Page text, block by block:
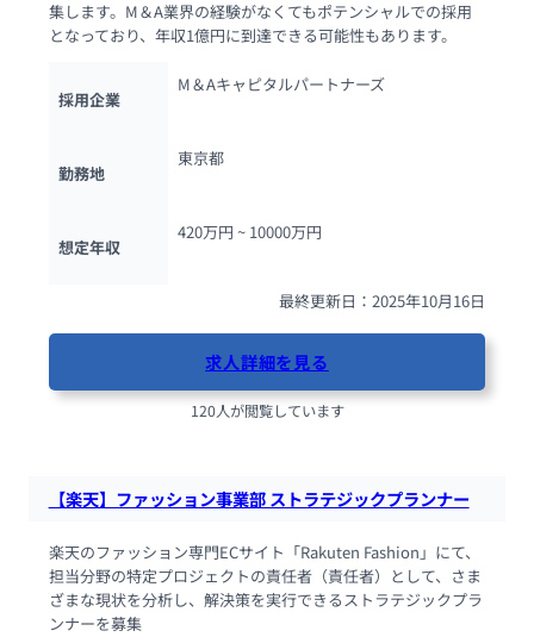
集します。M＆A業界の経験がなくてもポテンシャルでの採用
となっており、年収1億円に到達できる可能性もあります。
採用企業
M＆Aキャピタルパートナーズ
勤務地
東京都
想定年収
420万円 ~ 10000万円
最終更新日：2025年10月16日
求人詳細を見る
120人が閲覧しています
【楽天】ファッション事業部 ストラテジックプランナー
楽天のファッション専門ECサイト「Rakuten Fashion」にて、
担当分野の特定プロジェクトの責任者（責任者）として、さま
ざまな現状を分析し、解決策を実行できるストラテジックプラ
ンナーを募集